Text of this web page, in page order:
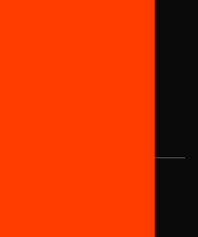
Social
Barcelona